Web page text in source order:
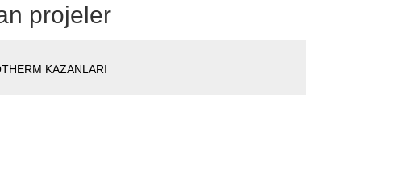
projeler
KAZANLARI